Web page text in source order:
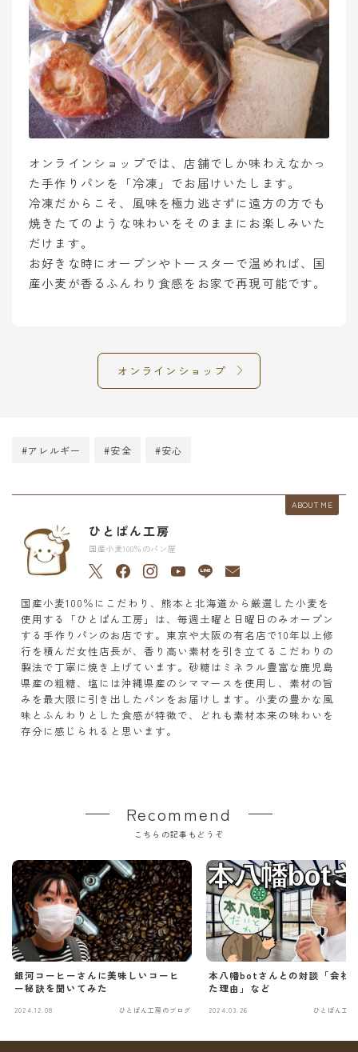
オンラインショップでは、店舗でしか味わえなかっ
た手作りパンを「冷凍」でお届けいたします。
冷凍だからこそ、風味を極力逃さずに遠方の方でも
焼きたてのような味わいをそのままにお楽しみいた
だけます。
お好きな時にオーブンやトースターで温めれば、国
産小麦が香るふんわり食感をお家で再現可能です。
オンラインショップ
#アレルギー #安全 #安心
ABOUT ME
ひとぱん工房
国産小麦100％のパン屋
国産小麦100％にこだわり、熊本と北海道から厳選した小麦を
使用する「ひとぱん工房」は、毎週土曜と日曜日のみオープン
する手作りパンのお店です。東京や大阪の有名店で10年以上修
行を積んだ女性店長が、香り高い素材を引き立てるこだわりの
製法で丁寧に焼き上げています。砂糖はミネラル豊富な鹿児島
県産の粗糖、塩には沖縄県産のシママースを使用し、素材の旨
みを最大限に引き出したパンをお届けします。小麦の豊かな風
味とふんわりとした食感が特徴で、どれも素材本来の味わいを
存分に感じられると思います。
Recommend
こちらの記事もどうぞ
銀河コーヒーさんに美味しいコーヒ
ー秘訣を聞いてみた
2024.12.08 ひとぱん工房のブログ
本八幡botさんとの対談「会社
た理由」など
2024.03.26 ひとぱん工